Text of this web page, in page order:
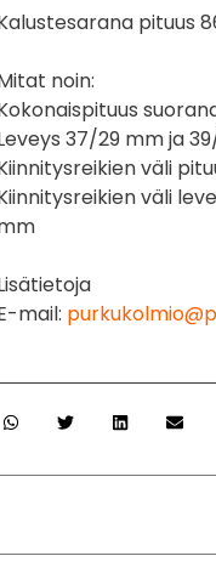
pituus
noin:
37/29 mm ja
väli
väli
mail: